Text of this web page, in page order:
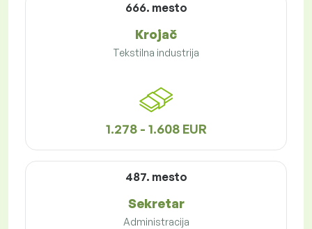
666. mesto
Krojač
Tekstilna industrija
1.278 - 1.608 EUR
487. mesto
Sekretar
Administracija